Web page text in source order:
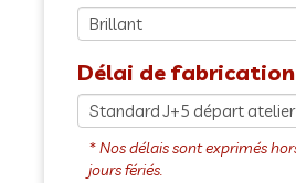
Délai de fabrication